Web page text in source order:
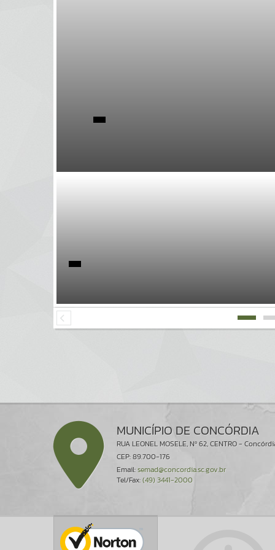
MUNICÍPIO DE CONCÓRDIA
RUA LEONEL MOSELE, Nº 62, CENTRO -
CEP: 89.700-176
Email:semad@concordia.sc.gov.br
Tel/Fax:(49) 3441-2000